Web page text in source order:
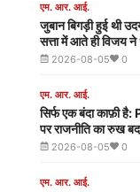
ताजा
खबर
एम. आर. आई.
जुबान बिगड़ी हुई थी
सत्ता में आते ही विजय ने
2026-08-05 0
एम. आर. आई.
सिर्फ एक बंदा काफ़ी
पर राजनीति का रुख
2026-08-05 0
एम. आर. आई.